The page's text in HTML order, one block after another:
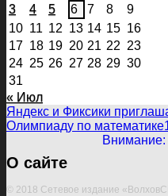
3
4 5 6 7 8
9
10 11 12 13 14 15 16
17 18 19 20 21 22 23
24 25 26 27 28 29 30
31
« Июл
Яндекс и Фиксики
Олимпиаду по математике
Внимание:
О сайте
© 2018 Сетевое издание